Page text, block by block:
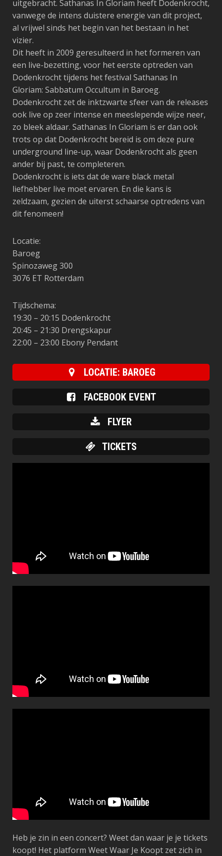
uitgebracht. Sathanas In Gloriam heeft Dodenkrocht,
vanwege de intens duistere energie van dit project,
al vrijwel sinds het begin van het bestaan in het
vizier.
Dit heeft in 2009 geresulteerd in het formeren van
een live-bezetting, voor het eerste optreden van
Dodenkrocht tijdens het festival Sathanas In
Gloriam: Sabbatum Occultum in Baroeg.
Dodenkrocht zet de inktzwarte sfeer van de releases
ook live op zeer intense en meeslepende wijze neer,
zo bleek aldaar. Sathanas In Gloriam is er dan ook
trots op dat Dodenkrocht bereid is om deze pure
underground line-up, waar Dodenkrocht als geen
ander bij past, te completeren.
Dodenkrocht is iets dat de ware black metal
liefhebber live moet ervaren. En die kans is
zeldzaam, gezien de uiterst schaarse optredens van
dit fenomeen!
Locatie:
Baroeg
Spinozaweg 300
3076 ET Rotterdam
Tijdschema:
19:30 – 20:15 Dodenkrocht
20:45 – 21:30 Drengskapur
22:00 – 23:00 Ebony Pendant
LOCATIE: BAROEG
FACEBOOK EVENT
FLYER
TICKETS
Heb je zin in een concert? Weet dan waar je je tickets
koopt! Het platform Weet Waar Je Koopt zet zich in